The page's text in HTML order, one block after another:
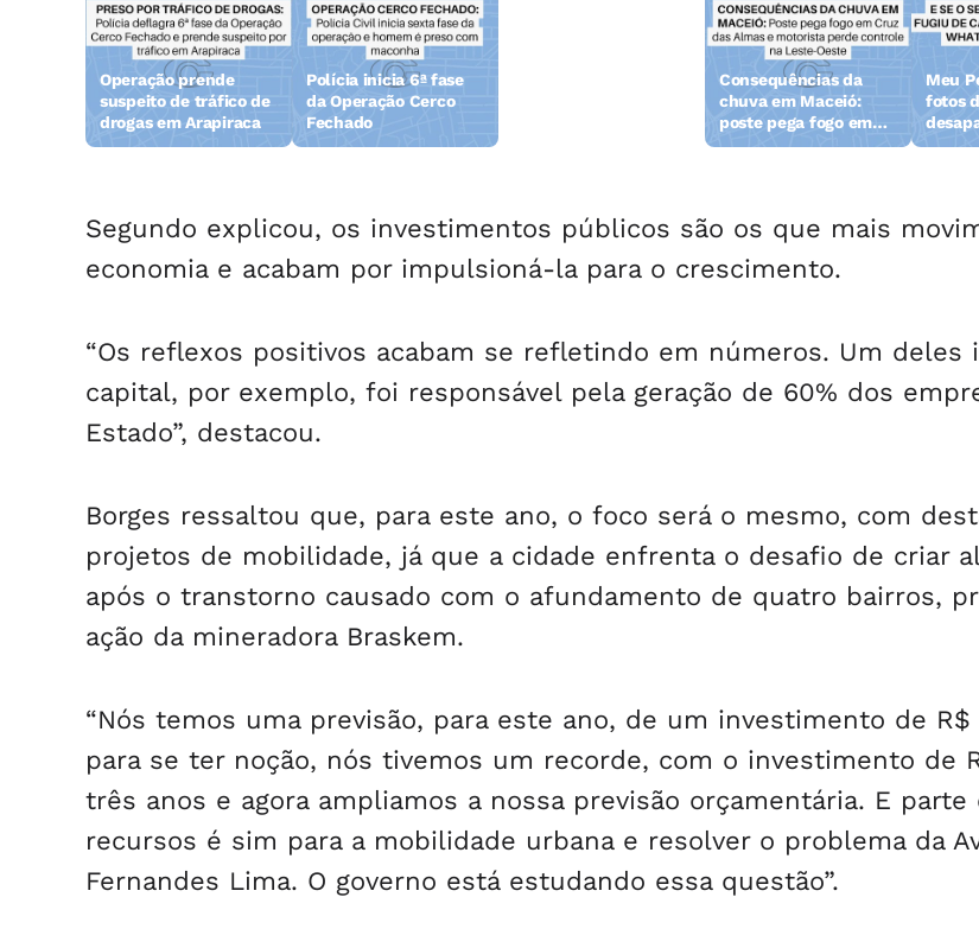
Operação prende
suspeito de tráfico de
drogas em Arapiraca
Polícia inicia 6ª fase
da Operação Cerco
Fechado
Consequências da
chuva em Maceió:
poste pega fogo em
Cruz das Almas
Meu
fotos
Segundo explicou, os investimentos públicos são os que mais
economia e acabam por impulsioná-la para o crescimento.
“Os reflexos positivos acabam se refletindo em números. Um deles
capital, por exemplo, foi responsável pela geração de 60% dos
Estado”, destacou.
Borges ressaltou que, para este ano, o foco será o mesmo, com
projetos de mobilidade, já que a cidade enfrenta o desafio de criar
após o transtorno causado com o afundamento de quatro bairros,
ação da mineradora Braskem.
“Nós temos uma previsão, para este ano, de um investimento de R$
para se ter noção, nós tivemos um recorde, com o investimento de
três anos e agora ampliamos a nossa previsão orçamentária. E parte
recursos é sim para a mobilidade urbana e resolver o problema da
Fernandes Lima. O governo está estudando essa questão”.